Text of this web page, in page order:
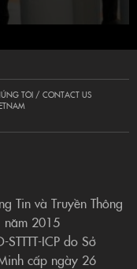
TÔI / CONTACT US
Tin và Truyền Thông
năm 2015
ICP do Sở
cấp ngày 26